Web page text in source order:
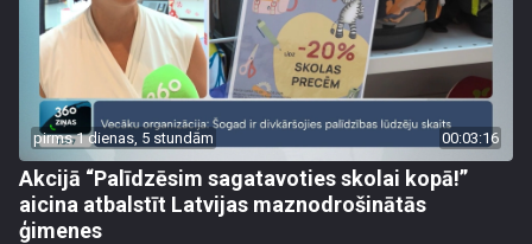
pirms 1 dienas, 5 stundām 00:03:16
Akcijā “Palīdzēsim sagatavoties skolai kopā!”
aicina atbalstīt Latvijas maznodrošinātās
ģimenes